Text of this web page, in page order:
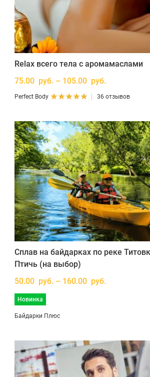
Relax всего тела с аромамаслами
75.00 руб. – 105.00 руб.
Perfect Body 36 отзывов
Сплав на байдарках по реке
Птичь (на выбор)
50.00 руб. – 160.00 руб.
Новинка
Байдарки Плюс